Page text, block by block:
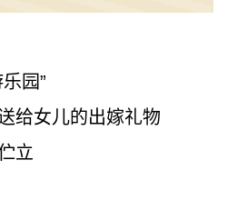
园”
给女儿的出嫁礼物
立